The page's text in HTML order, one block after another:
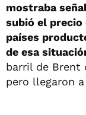
mostraba
subió el precio
países
de esa
barril de Brent
pero llegaron